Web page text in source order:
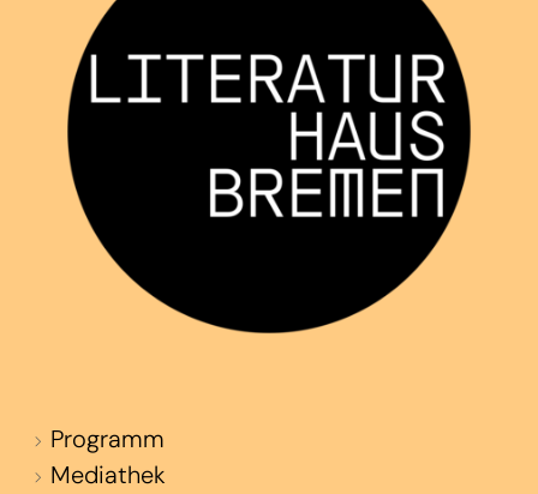
Programm
Mediathek